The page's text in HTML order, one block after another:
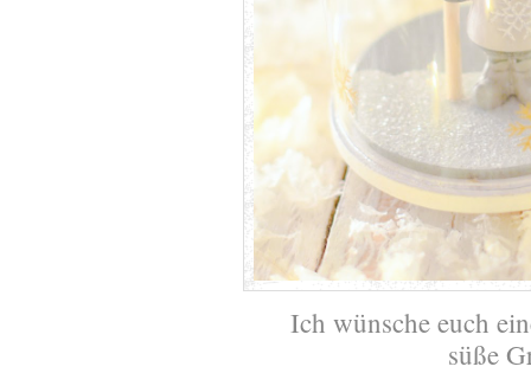
Ich wünsche euch
süße